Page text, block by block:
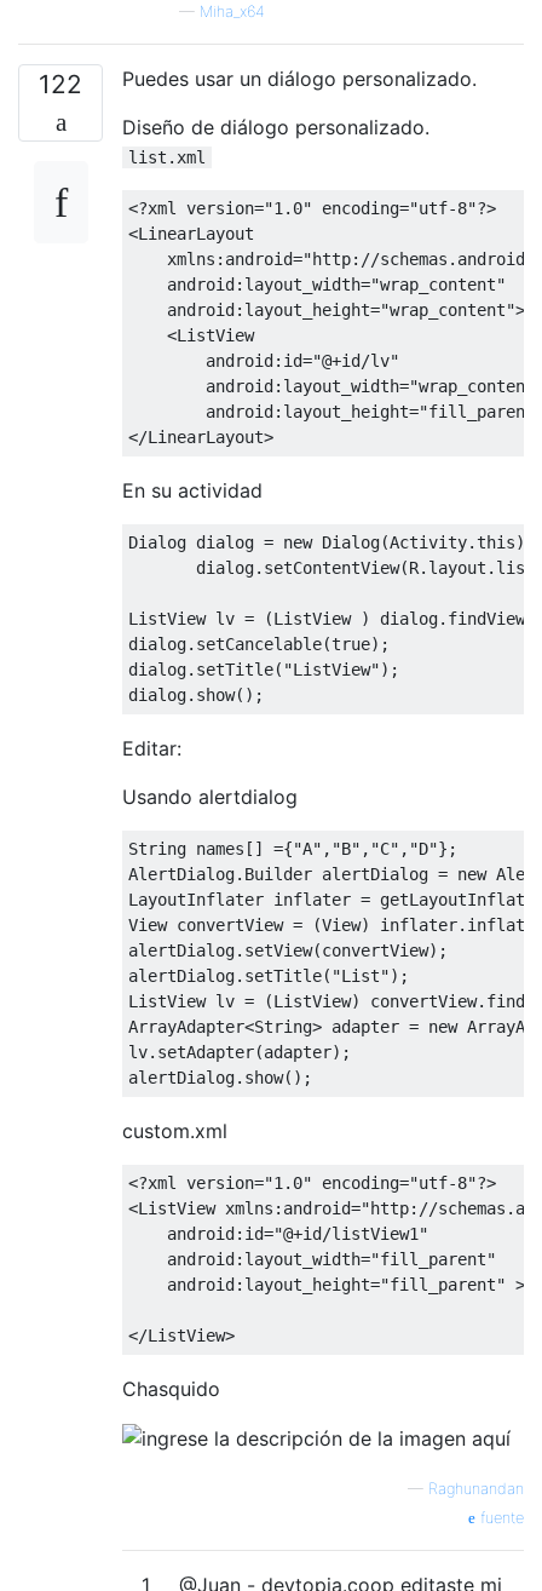
— Miha_x64
122
Puedes usar un diálogo personalizado.
Diseño de diálogo personalizado.
list.xml
<?xml version="1.0" encoding="utf-8"?>
<LinearLayout
xmlns:android="http://
android:layout_width="wrap_content"
android:layout_height="wrap_content">
<ListView
android:id="@+id/lv"
android:layout_width=
android:layout_height=
</LinearLayout>
En su actividad
Dialog dialog = new Dialog(Activity.this);
       dialog
. setContentView(R. layout . list
ListView lv = (ListView ) dialog.
dialog. setCancelable(true);
dialog. setTitle( "ListView");
dialog. show();
Editar:
Usando alertdialog
String names [] ={"A" , "B" , "C" , "D"};
AlertDialog. Builder alertDialog = new
LayoutInflater inflater =
View convertView = (View) inflater. inflate
alertDialog. setView(convertView);
alertDialog. setTitle( "List");
ListView lv = (ListView) convertView.
ArrayAdapter<String> adapter = new
lv. setAdapter(adapter);
alertDialog. show();
custom.xml
<?xml version="1.0" encoding="utf-8"?>
<ListView xmlns:android="http://
android:id="@+id/listView1"
android:layout_width="fill_parent"
android:layout_height="fill_parent" >
</ListView>
Chasquido
— Raghunandan
fuente
1 @Juan - devtopia.coop editaste mi